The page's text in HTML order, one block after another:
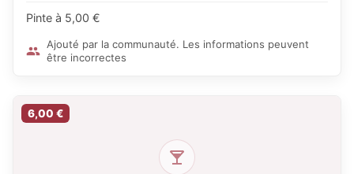
Pinte à 5,00 €
Ajouté par la communauté. Les informations peuvent
être incorrectes
6,00 €